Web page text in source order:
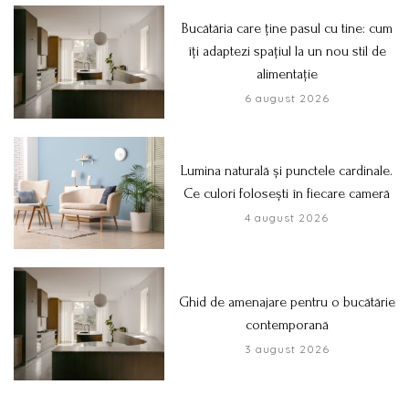
Bucătăria care ține pasul cu tine: cum
îți adaptezi spațiul la un nou stil de
alimentație
6 august 2026
Lumina naturală și punctele cardinale.
Ce culori folosești în fiecare cameră
4 august 2026
Ghid de amenajare pentru o bucătărie
contemporană
3 august 2026